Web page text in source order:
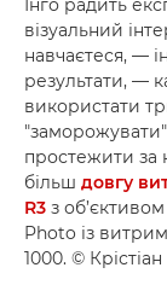
візуальний
навчаєтеся, —
результати, —
використати
простежити за
більш довгу
R3 з
Photo із
1000. ©